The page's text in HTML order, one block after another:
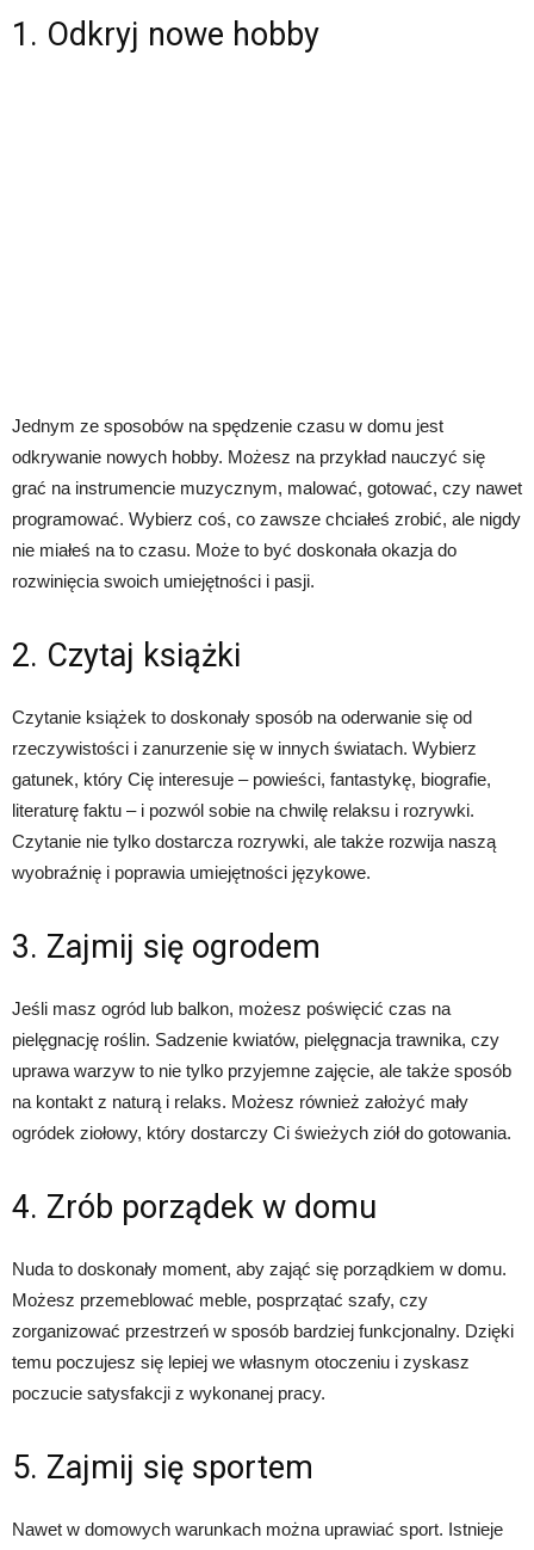
1. Odkryj nowe hobby
Jednym ze sposobów na spędzenie czasu w domu jest
odkrywanie nowych hobby. Możesz na przykład nauczyć się
grać na instrumencie muzycznym, malować, gotować, czy nawet
programować. Wybierz coś, co zawsze chciałeś zrobić, ale nigdy
nie miałeś na to czasu. Może to być doskonała okazja do
rozwinięcia swoich umiejętności i pasji.
2. Czytaj książki
Czytanie książek to doskonały sposób na oderwanie się od
rzeczywistości i zanurzenie się w innych światach. Wybierz
gatunek, który Cię interesuje – powieści, fantastykę, biografie,
literaturę faktu – i pozwól sobie na chwilę relaksu i rozrywki.
Czytanie nie tylko dostarcza rozrywki, ale także rozwija naszą
wyobraźnię i poprawia umiejętności językowe.
3. Zajmij się ogrodem
Jeśli masz ogród lub balkon, możesz poświęcić czas na
pielęgnację roślin. Sadzenie kwiatów, pielęgnacja trawnika, czy
uprawa warzyw to nie tylko przyjemne zajęcie, ale także sposób
na kontakt z naturą i relaks. Możesz również założyć mały
ogródek ziołowy, który dostarczy Ci świeżych ziół do gotowania.
4. Zrób porządek w domu
Nuda to doskonały moment, aby zająć się porządkiem w domu.
Możesz przemeblować meble, posprzątać szafy, czy
zorganizować przestrzeń w sposób bardziej funkcjonalny. Dzięki
temu poczujesz się lepiej we własnym otoczeniu i zyskasz
poczucie satysfakcji z wykonanej pracy.
5. Zajmij się sportem
Nawet w domowych warunkach można uprawiać sport. Istnieje